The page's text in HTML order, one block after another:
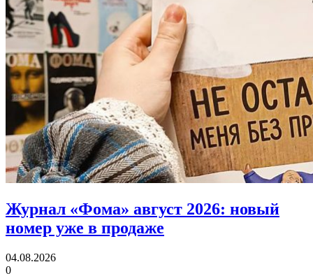
Журнал «Фома» август 2026: новый
номер уже в продаже
04.08.2026
0